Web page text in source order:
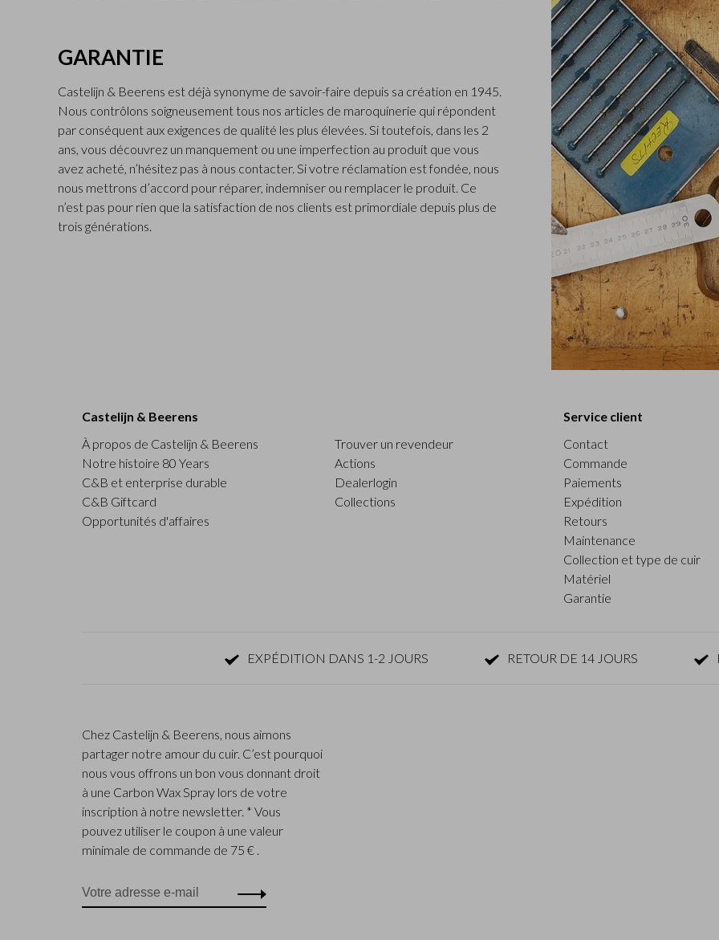
GARANTIE
Castelijn & Beerens est déjà synonyme de savoir-faire depuis sa création en 1945.
Nous contrôlons soigneusement tous nos articles de maroquinerie qui répondent
par conséquent aux exigences de qualité les plus élevées. Si toutefois, dans les 2
ans, vous découvrez un manquement ou une imperfection au produit que vous
avez acheté, n’hésitez pas à nous contacter. Si votre réclamation est fondée, nous
nous mettrons d’accord pour réparer, indemniser ou remplacer le produit. Ce
n’est pas pour rien que la satisfaction de nos clients est primordiale depuis plus de
trois générations.
Castelijn & Beerens
À propos de Castelijn & Beerens
Notre histoire 80 Years
C&B et enterprise durable
C&B Giftcard
Opportunités d'affaires
Trouver un revendeur
Actions
Dealerlogin
Collections
Service client
Contact
Commande
Paiements
Expédition
Retours
Maintenance
Collection et type de cuir
Matériel
Garantie
EXPÉDITION DANS 1-2 JOURS RETOUR DE 14 JOURS
Chez Castelijn & Beerens, nous aimons
partager notre amour du cuir. C’est pourquoi
nous vous offrons un bon vous donnant droit
à une Carbon Wax Spray lors de votre
inscription à notre newsletter. * Vous
pouvez utiliser le coupon à une valeur
minimale de commande de 75 € .